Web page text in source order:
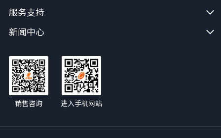
服务支持
新闻中心
销售咨询 进入手机网站